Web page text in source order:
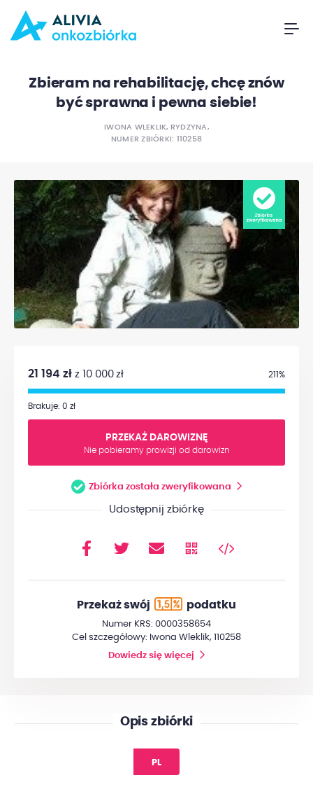
Zbieram na rehabilitację, chcę znów
być sprawna i pewna siebie!
IWONA WLEKLIK, RYDZYNA,
NUMER ZBIÓRKI: 110258
21 194 zł z 10 000 zł 211%
Brakuje: 0 zł
PRZEKAŻ DAROWIZNĘ
Nie pobieramy prowizji od darowizn
Zbiórka została zweryfikowana
Udostępnij zbiórkę
Przekaż swój podatku
Numer KRS: 0000358654
Cel szczegółowy: Iwona Wleklik, 110258
Dowiedz się więcej
Opis zbiórki
PL